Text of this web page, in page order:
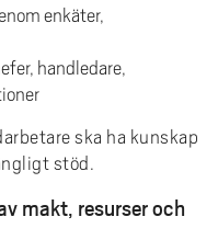
enkäter,
handledare,
ska ha kunskap
stöd.
makt, resurser och